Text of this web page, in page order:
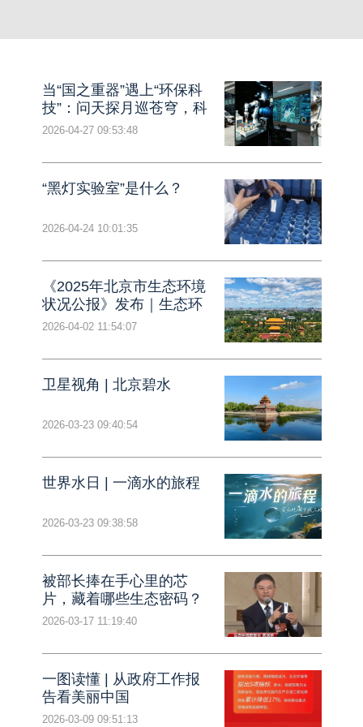
当“国之重器”遇上“环保科
技”：问天探月巡苍穹，科
技治污守京城
2026-04-27 09:53:48
“黑灯实验室”是什么？
2026-04-24 10:01:35
《2025年北京市生态环境
状况公报》发布｜生态环
境质量实现里程碑式突破
伐
2026-04-02 11:54:07
卫星视角 | 北京碧水
2026-03-23 09:40:54
世界水日 | 一滴水的旅程
2026-03-23 09:38:58
被部长捧在手心里的芯
片，藏着哪些生态密码？
2026-03-17 11:19:40
一图读懂 | 从政府工作报
告看美丽中国
2026-03-09 09:51:13